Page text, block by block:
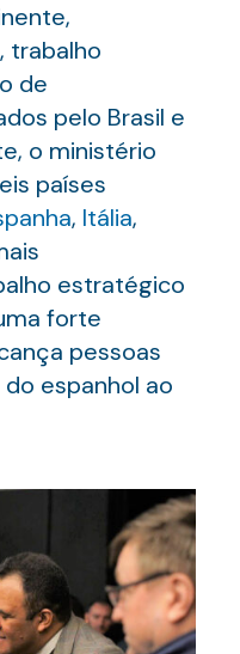
trabalho
de
pelo Brasil e
o ministério
países
, Itália,
estratégico
forte
pessoas
espanhol ao